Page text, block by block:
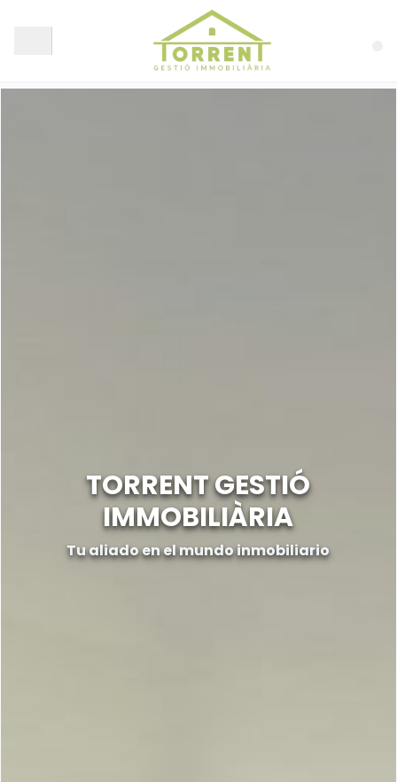
TORRENT GESTIÓ
IMMOBILIÀRIA
Tu aliado en el mundo inmobiliario